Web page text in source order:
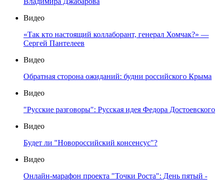
Видео
«Так кто настоящий коллаборант, генерал Хомчак?» —
Сергей Пантелеев
Видео
Обратная сторона ожиданий: будни российского Крыма
Видео
"Русские разговоры": Русская идея Федора Достоевского
Видео
Будет ли "Новороссийский консенсус"?
Видео
Онлайн-марафон проекта "Точки Роста": День пятый -